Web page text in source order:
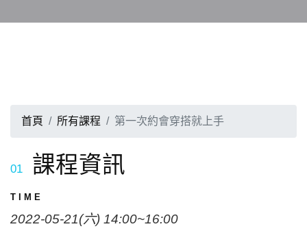
首頁 所有課程 第一次約會穿搭就上手
01 課程資訊
TIME
2022-05-21(六) 14:00~16:00